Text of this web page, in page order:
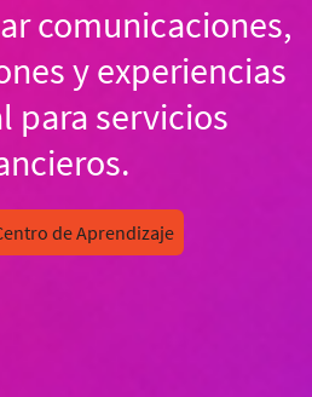
comunicaciones,
y experiencias
para servicios
de Aprendizaje